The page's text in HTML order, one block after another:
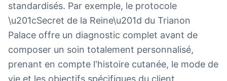
standardisés. Par exemple, le protocole
\u201cSecret de la Reine\u201d du Trianon
Palace offre un diagnostic complet avant de
composer un soin totalement personnalisé,
prenant en compte l'histoire cutanée, le mode de
vie et les objectifs spécifiques du client.